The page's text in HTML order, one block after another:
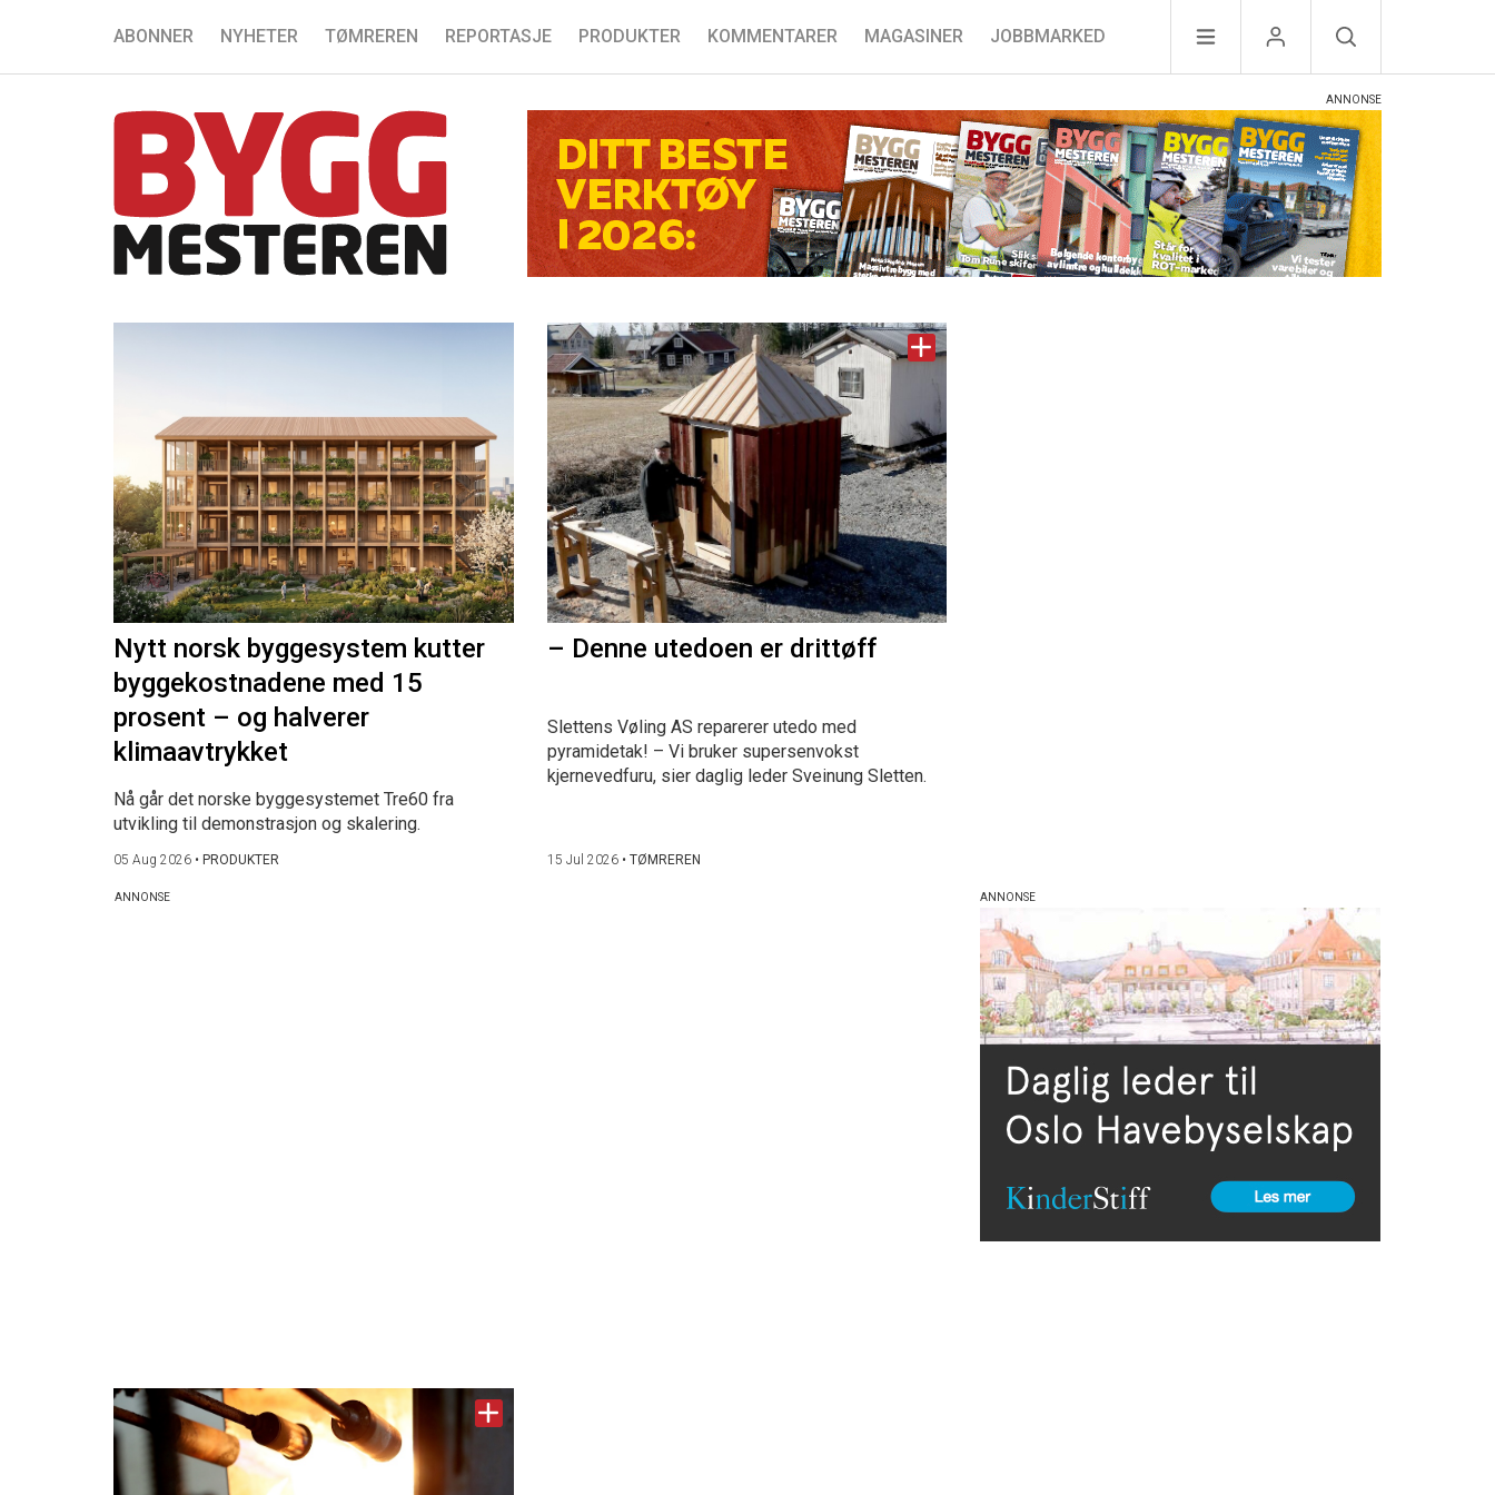
ABONNER NYHETER TØMREREN REPORTASJE PRODUKTER KOMMENTARER MAGASINER JOBBMARKED
Nytt norsk byggesystem kutter
byggekostnadene med 15
prosent – og halverer
klimaavtrykket
Nå går det norske byggesystemet Tre60 fra
utvikling til demonstrasjon og skalering.
05 Aug 2026 • PRODUKTER
– Denne utedoen er drittøff
Slettens Vøling AS reparerer utedo med
pyramidetak! – Vi bruker supersenvokst
kjernevedfuru, sier daglig leder Sveinung Sletten.
15 Jul 2026• TØMREREN